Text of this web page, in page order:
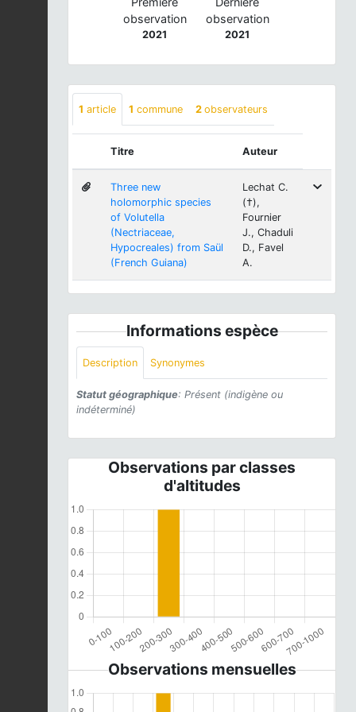
observation
2021
observation
2021
1 article 1 commune 2 observateurs
Titre Auteur
Three new
holomorphic species
of Volutella
(Nectriaceae,
Hypocreales) from Saül
(French Guiana)
Lechat C.
(†),
Fournier
J., Chaduli
D., Favel
A.
Informations espèce
Description Synonymes
Statut géographique: Présent (indigène ou
indéterminé)
Observations par classes
d'altitudes
Observations mensuelles